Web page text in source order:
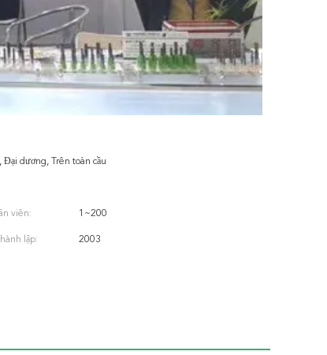
dương, Trên toàn cầu
viên: 1~200
lập: 2003